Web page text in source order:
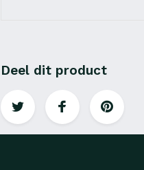
Deel dit product